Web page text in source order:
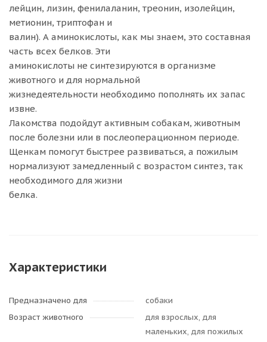
лейцин, лизин, фенилаланин, треонин, изолейцин,
метионин, триптофан и
валин). А аминокислоты, как мы знаем, это составная
часть всех белков. Эти
аминокислоты не синтезируются в организме
животного и для нормальной
жизнедеятельности необходимо пополнять их запас
извне.
Лакомства подойдут активным собакам, животным
после болезни или в послеоперационном периоде.
Щенкам помогут быстрее развиваться, а пожилым
нормализуют замедленный с возрастом синтез, так
необходимого для жизни
белка.
Характеристики
Предназначено для
собаки
Возраст животного
для взрослых, для
маленьких, для пожилых